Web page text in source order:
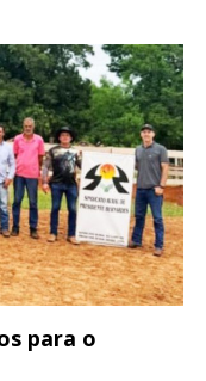
para o